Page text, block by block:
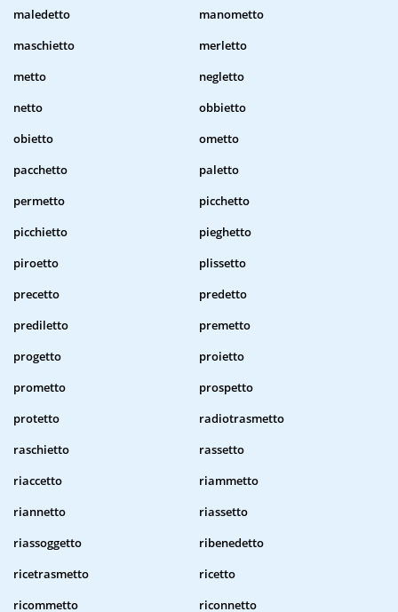
maledetto
manometto
maschietto
merletto
metto
negletto
netto
obbietto
obietto
ometto
pacchetto
paletto
permetto
picchetto
picchietto
pieghetto
piroetto
plissetto
precetto
predetto
prediletto
premetto
progetto
proietto
prometto
prospetto
protetto
radiotrasmetto
raschietto
rassetto
riaccetto
riammetto
riannetto
riassetto
riassoggetto
ribenedetto
ricetrasmetto
ricetto
ricommetto
riconnetto